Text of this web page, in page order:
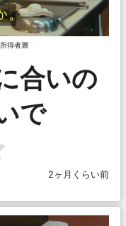
得者層
合いの
で
2ヶ月くらい前